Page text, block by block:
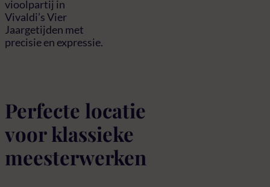
vioolpartij in
Vivaldi’s Vier
Jaargetijden met
precisie en expressie.
Perfecte locatie
voor klassieke
meesterwerken